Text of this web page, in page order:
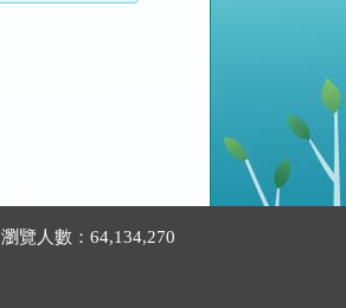
瀏覽人數：64,134,270